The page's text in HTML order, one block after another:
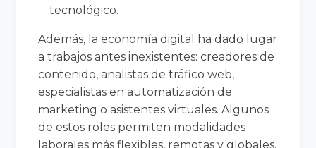
tecnológico.
Además, la economía digital ha dado lugar
a trabajos antes inexistentes: creadores de
contenido, analistas de tráfico web,
especialistas en automatización de
marketing o asistentes virtuales. Algunos
de estos roles permiten modalidades
laborales más flexibles, remotas y globales,